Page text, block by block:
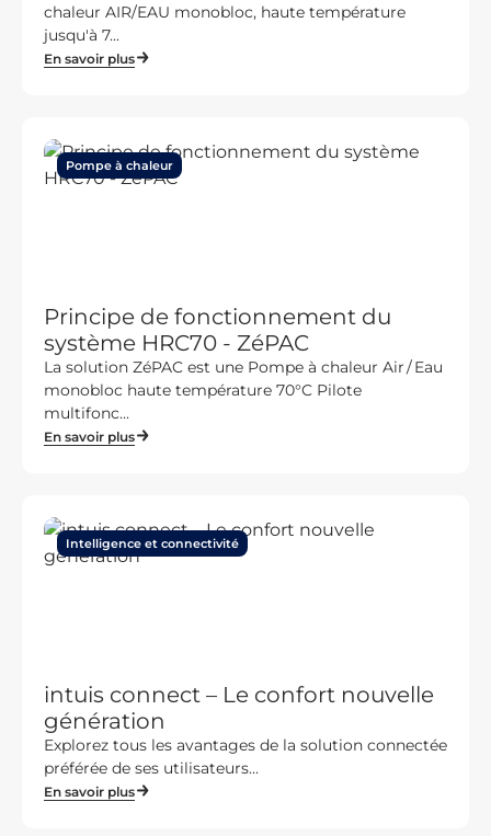
chaleur AIR/EAU monobloc, haute température
jusqu'à 7...
En savoir plus
Pompe à chaleur
Principe de fonctionnement du
système HRC70 - ZéPAC
La solution ZéPAC est une Pompe à chaleur Air / Eau
monobloc haute température 70°C Pilote
multifonc...
En savoir plus
Intelligence et connectivité
intuis connect – Le confort nouvelle
génération
Explorez tous les avantages de la solution connectée
préférée de ses utilisateurs...
En savoir plus